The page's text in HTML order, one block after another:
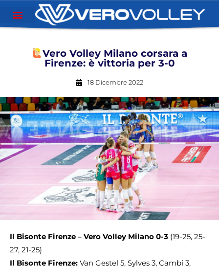
Vero Volley Milano corsara a
Firenze: è vittoria per 3-0
18 Dicembre 2022
Il Bisonte Firenze – Vero Volley Milano 0-3 (19-25, 25-
27, 21-25)
Il Bisonte Firenze: Van Gestel 5, Sylves 3, Cambi 3,